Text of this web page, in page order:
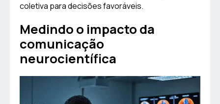
coletiva para decisões favoráveis.
Medindo o impacto da
comunicação
neurocientífica